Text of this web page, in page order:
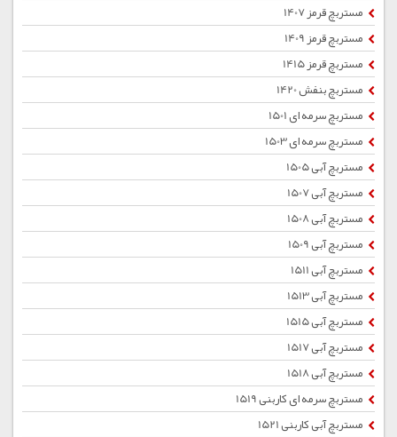
مستربچ قرمز 1407
مستربچ قرمز 1409
مستربچ قرمز 1415
مستربچ بنفش 1420
مستربچ سرمه ای 1501
مستربچ سرمه ای 1503
مستربچ آبی 1505
مستربچ آبی 1507
مستربچ آبی 1508
مستربچ آبی 1509
مستربچ آبی 1511
مستربچ آبی 1513
مستربچ آبی 1515
مستربچ آبی 1517
مستربچ آبی 1518
مستربچ سرمه ای کاربنی 1519
مستربچ آبی کاربنی 1521